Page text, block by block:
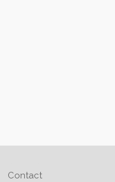
Contact